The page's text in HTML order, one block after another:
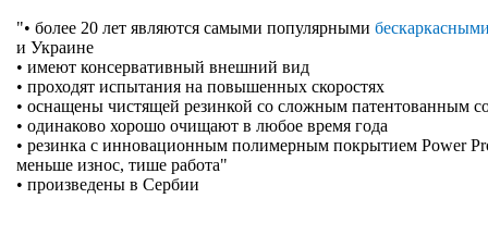
"• более 20 лет являются самыми популярными
и Украине
• имеют консервативный внешний вид
• проходят испытания на повышенных скоростях
• оснащены чистящей резинкой со сложным патентованным
• одинаково хорошо очищают в любое время года
• резинка с инновационным полимерным покрытием Power
меньше износ, тише работа"
• произведены в Сербии